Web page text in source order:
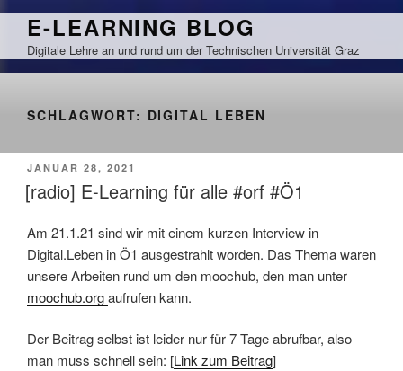
Zum
springen
E-LEARNING BLOG
Digitale Lehre an und rund um der Technischen Universität Graz
SCHLAGWORT: DIGITAL LEBEN
VERÖFFENTLICHT
AM
JANUAR 28, 2021
[radio] E-Learning für alle #orf #Ö1
Am 21.1.21 sind wir mit einem kurzen Interview in
Digital.Leben in Ö1 ausgestrahlt worden. Das Thema waren
unsere Arbeiten rund um den moochub, den man unter
moochub.orgaufrufen kann.
Der Beitrag selbst ist leider nur für 7 Tage abrufbar, also
man muss schnell sein: [Link zum Beitrag]